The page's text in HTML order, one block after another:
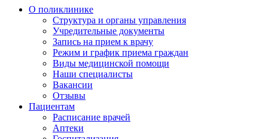
О поликлинике
Структура и органы управления
Учредительные документы
Запись на прием к врачу
Режим и график приема граждан
Виды медицинской помощи
Наши специалисты
Вакансии
Отзывы
Пациентам
Расписание врачей
Аптеки